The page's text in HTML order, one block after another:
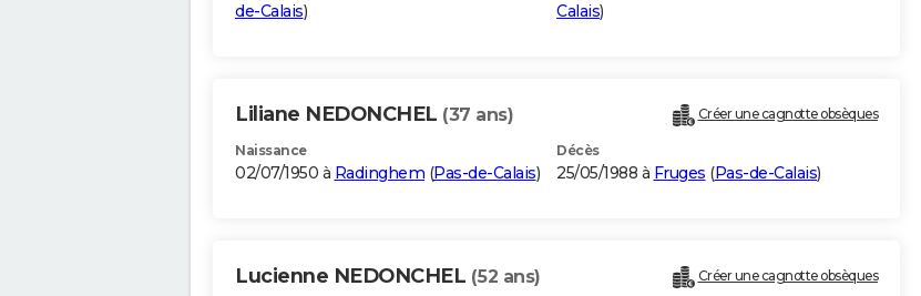
de-Calais)
Calais)
Liliane NEDONCHEL (37 ans) Créer une cagnotte obsèques
Naissance
02/07/1950 à Radinghem (Pas-de-Calais)
Décès
25/05/1988 à Fruges (Pas-de-Calais)
Lucienne NEDONCHEL (52 ans) Créer une cagnotte obsèques